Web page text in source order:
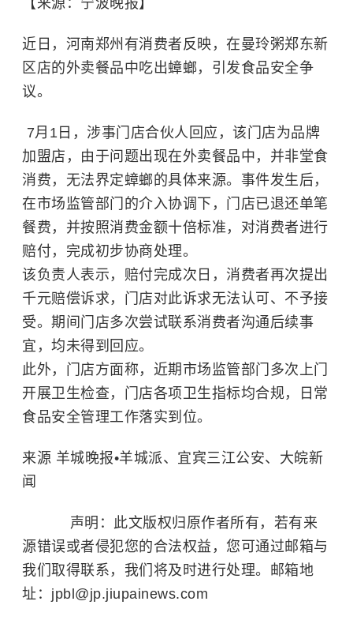
【来源：宁波晚报】
近日，河南郑州有消费者反映，在曼玲粥郑东新
区店的外卖餐品中吃出蟑螂，引发食品安全争
议。
7月1日，涉事门店合伙人回应，该门店为品牌
加盟店，由于问题出现在外卖餐品中，并非堂食
消费，无法界定蟑螂的具体来源。事件发生后，
在市场监管部门的介入协调下，门店已退还单笔
餐费，并按照消费金额十倍标准，对消费者进行
赔付，完成初步协商处理。
该负责人表示，赔付完成次日，消费者再次提出
千元赔偿诉求，门店对此诉求无法认可、不予接
受。期间门店多次尝试联系消费者沟通后续事
宜，均未得到回应。
此外，门店方面称，近期市场监管部门多次上门
开展卫生检查，门店各项卫生指标均合规，日常
食品安全管理工作落实到位。
来源 羊城晚报•羊城派、宜宾三江公安、大皖新
闻
声明：此文版权归原作者所有，若有来
源错误或者侵犯您的合法权益，您可通过邮箱与
我们取得联系，我们将及时进行处理。邮箱地
址：jpbl@jp.jiupainews.com